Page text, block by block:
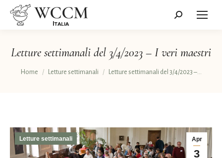
Cerca:
Letture settimanali del 3/4/2023 – I veri maestri
Tu sei qui:
Home Letture settimanali Letture settimanali del 3/4/2023 –…
Apr
3
Letture settimanali